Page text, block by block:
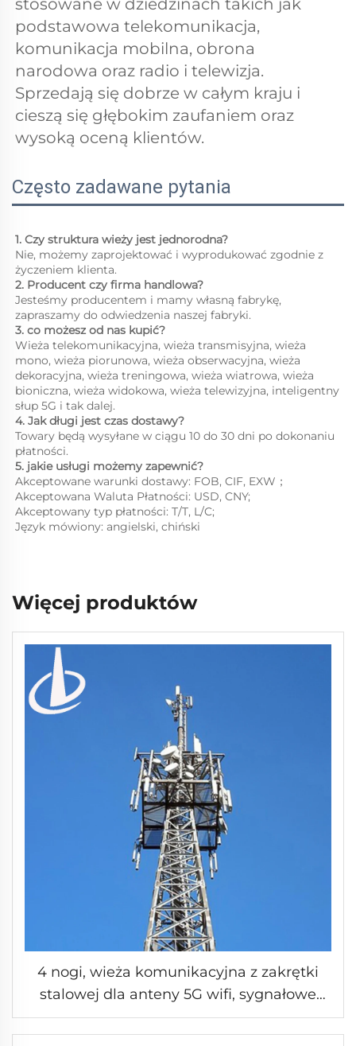
stosowane w dziedzinach takich jak
podstawowa telekomunikacja,
komunikacja mobilna, obrona
Sprzedają się dobrze w całym kraju i
cieszą się głębokim zaufaniem oraz
wysoką oceną klientów.
Często zadawane pytania
1. Czy struktura wieży jest jednorodna?
Nie, możemy zaprojektować i wyprodukować zgodnie z
życzeniem klienta.
2. Producent czy firma handlowa?
Jesteśmy producentem i mamy własną fabrykę,
zapraszamy do odwiedzenia naszej fabryki.
3. co możesz od nas kupić?
Wieża telekomunikacyjna, wieża transmisyjna, wieża
mono, wieża piorunowa, wieża obserwacyjna, wieża
dekoracyjna, wieża treningowa, wieża wiatrowa, wieża
bioniczna, wieża widokowa, wieża telewizyjna, inteligentny
słup 5G i tak dalej.
4. Jak długi jest czas dostawy?
Towary będą wysyłane w ciągu 10 do 30 dni po dokonaniu
płatności.
5. jakie usługi możemy zapewnić?
Akceptowane warunki dostawy: FOB, CIF, EXW；
Akceptowana Waluta Płatności: USD, CNY;
Akceptowany typ płatności: T/T, L/C;
Język mówiony: angielski, chiński
Więcej produktów
4 nogi, wieża komunikacyjna z zakrętki
stalowej dla anteny 5G wifi, sygnałowe
żelazne wieże komunikacyjne